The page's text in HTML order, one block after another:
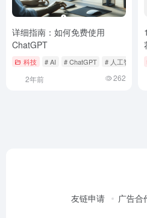
详细指南：如何免费使用
ChatGPT
科技 # AI # ChatGPT # 人工智能
2年前 262
友链申请 广告合